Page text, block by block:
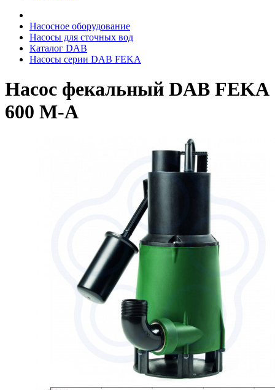
Насосное оборудование
Насосы для сточных вод
Каталог DAB
Насосы серии DAB FEKA
Насос фекальный DAB FEKA
600 M-A